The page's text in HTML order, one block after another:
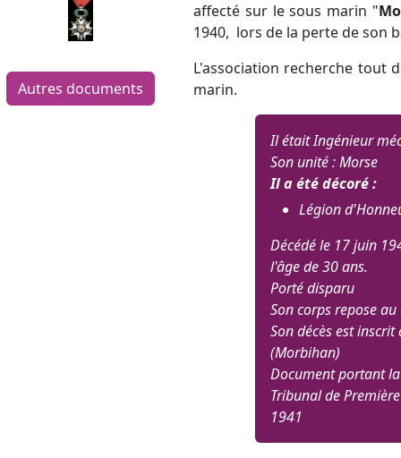
Autres documents
affecté sur le sous marin "
1940, lors de la perte de son
L'association recherche tout
marin.
Il était Ingénieur
Son unité : Morse
Il a été décoré :
Légion
Décédé le 17 juin
l'âge de 30 ans.
Porté disparu
Son corps repose
Son décès est
(Morbihan)
Document portant
Tribunal de
1941